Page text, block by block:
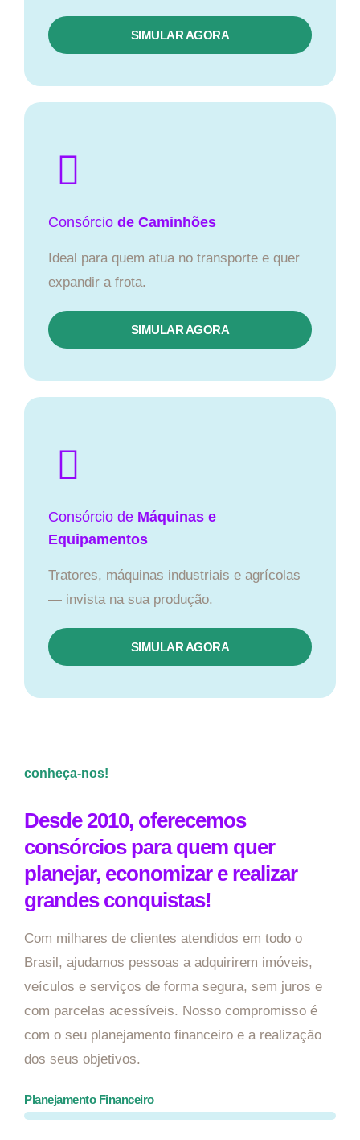
SIMULAR AGORA
Consórcio de Caminhões
Ideal para quem atua no transporte e quer
expandir a frota.
SIMULAR AGORA
Consórcio de Máquinas e
Equipamentos
Tratores, máquinas industriais e agrícolas
— invista na sua produção.
SIMULAR AGORA
conheça-nos!
Desde 2010, oferecemos
consórcios para quem quer
planejar, economizar e realizar
grandes conquistas!
Com milhares de clientes atendidos em todo o
Brasil, ajudamos pessoas a adquirirem imóveis,
veículos e serviços de forma segura, sem juros e
com parcelas acessíveis. Nosso compromisso é
com o seu planejamento financeiro e a realização
dos seus objetivos.
Planejamento Financeiro